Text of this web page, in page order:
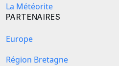
La Météorite
PARTENAIRES
Europe
Région Bretagne